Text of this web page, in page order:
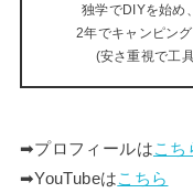
独学でDIYを始め
2年でキャンピン
(安さ重視で工
➡︎プロフィールはこち
➡︎YouTubeはこちら